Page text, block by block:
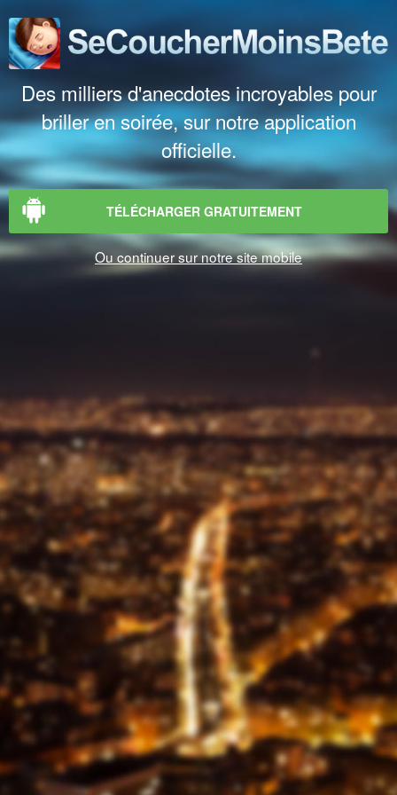
Des milliers d'anecdotes incroyables pour
briller en soirée, sur notre application
officielle.
TÉLÉCHARGER GRATUITEMENT
Ou continuer sur notre site mobile